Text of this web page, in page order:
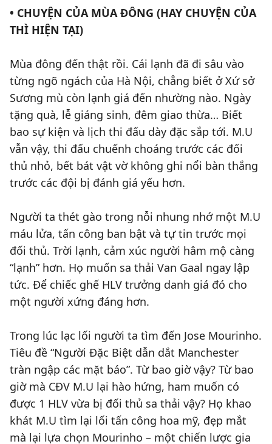
• CHUYỆN CỦA MÙA ĐÔNG (HAY CHUYỆN CỦA
THÌ HIỆN TẠI)
Mùa đông đến thật rồi. Cái lạnh đã đi sâu vào
từng ngõ ngách của Hà Nội, chẳng biết ở Xứ sở
Sương mù còn lạnh giá đến nhường nào. Ngày
tặng quà, lễ giáng sinh, đêm giao thừa… Biết
bao sự kiện và lịch thi đấu dày đặc sắp tới. M.U
vẫn vậy, thi đấu chuếnh choáng trước các đối
thủ nhỏ, bết bát vật vờ không ghi nổi bàn thắng
trước các đội bị đánh giá yếu hơn.
Người ta thét gào trong nỗi nhung nhớ một M.U
máu lửa, tấn công ban bật và tự tin trước mọi
đối thủ. Trời lạnh, cảm xúc người hâm mộ càng
“lạnh” hơn. Họ muốn sa thải Van Gaal ngay lập
tức. Để chiếc ghế HLV trưởng danh giá đó cho
một người xứng đáng hơn.
Trong lúc lạc lối người ta tìm đến Jose Mourinho.
Tiêu đề “Người Đặc Biệt dẫn dắt Manchester
tràn ngập các mặt báo”. Từ bao giờ vậy? Từ bao
giờ mà CĐV M.U lại hào hứng, ham muốn có
được 1 HLV vừa bị đối thủ sa thải vậy? Họ khao
khát M.U tìm lại lối tấn công hoa mỹ, đẹp mắt
mà lại lựa chọn Mourinho – một chiến lược gia